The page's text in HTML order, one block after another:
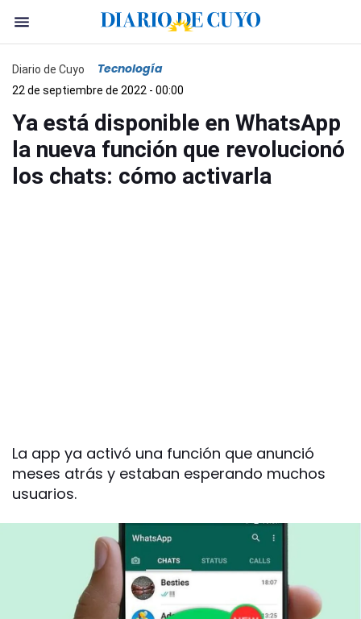
Diario de Cuyo Tecnología
22 de septiembre de 2022 - 00:00
Ya está disponible en WhatsApp
la nueva función que revolucionó
los chats: cómo activarla
La app ya activó una función que anunció
meses atrás y estaban esperando muchos
usuarios.